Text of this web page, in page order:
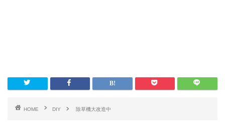
HOME DIY 除草機大改造中